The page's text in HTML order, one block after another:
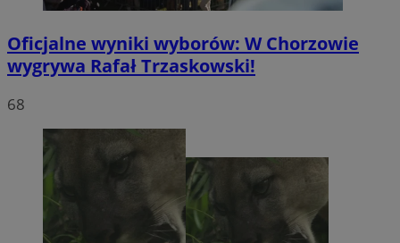
Oficjalne wyniki wyborów: W Chorzowie
wygrywa Rafał Trzaskowski!
68